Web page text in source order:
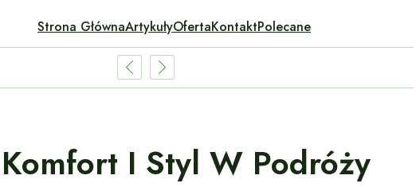
Strona GłównaArtykułyOfertaKontaktPolecane
I Styl W Podróży